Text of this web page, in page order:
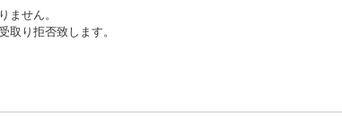
ません。
取り拒否致します。